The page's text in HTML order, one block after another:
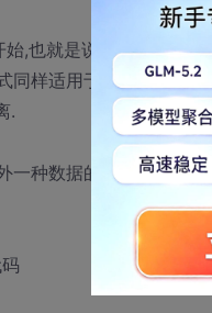
,也就是说,你需要明白
同样适用于多线程.根据
.
一种数据的时